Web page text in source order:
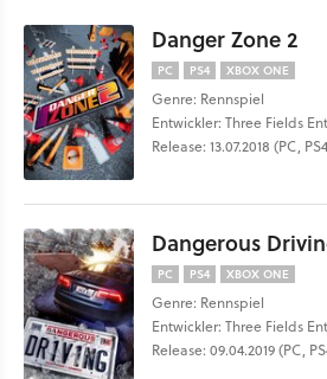
Danger Zone 2
PC PS4 XBOX ONE
Genre: Rennspiel
Entwickler: Three Fields
Release: 13.07.2018 (PC,
Dangerous
PC PS4 XBOX ONE
Genre: Rennspiel
Entwickler: Three Fields
Release: 09.04.2019 (PC,